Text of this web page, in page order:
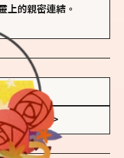
上的親密連結。
型全解析 >>>